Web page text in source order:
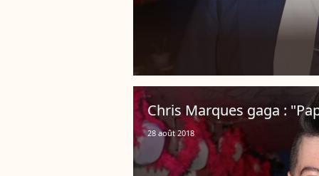
Chris Marques gaga :
28 août 2018